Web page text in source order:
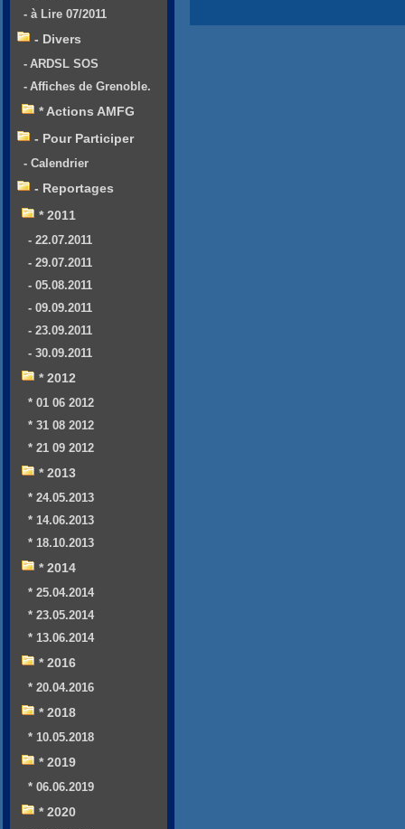
- à Lire 07/2011
- Divers
- ARDSL SOS
- Affiches de Grenoble.
* Actions AMFG
- Pour Participer
- Calendrier
- Reportages
* 2011
- 22.07.2011
- 29.07.2011
- 05.08.2011
- 09.09.2011
- 23.09.2011
- 30.09.2011
* 2012
* 01 06 2012
* 31 08 2012
* 21 09 2012
* 2013
* 24.05.2013
* 14.06.2013
* 18.10.2013
* 2014
* 25.04.2014
* 23.05.2014
* 13.06.2014
* 2016
* 20.04.2016
* 2018
* 10.05.2018
* 2019
* 06.06.2019
* 2020